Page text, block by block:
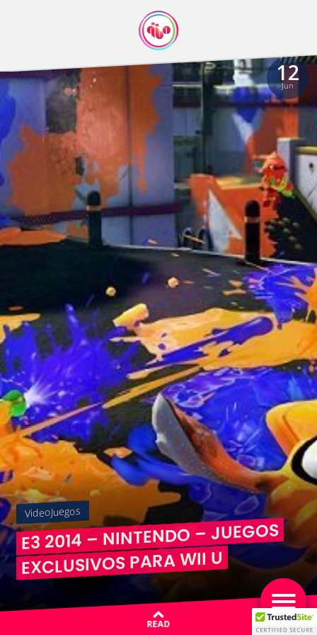
12
Jun
VideoJuegos
E3 2014 – NINTENDO – JUEGOS
EXCLUSIVOS PARA WII U
READ